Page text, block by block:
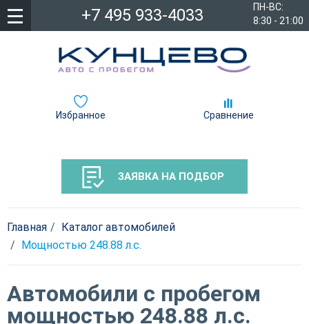
ПН-ВС:
8:30 - 21:00
+7 495 933-4033
Избранное Сравнение
ЗАЯВКА НА ПОДБОР
Главная
Каталог автомобилей
Мощностью 248.88 л.c.
Автомобили с пробегом
мощностью 248.88 л.c.